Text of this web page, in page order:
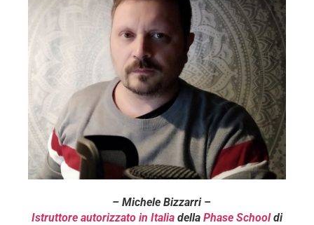
– Michele Bizzarri –
Istruttore autorizzato in Italia della Phase Schooldi